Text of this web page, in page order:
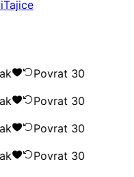
Tajice
Povrat 30
Povrat 30
Povrat 30
Povrat 30